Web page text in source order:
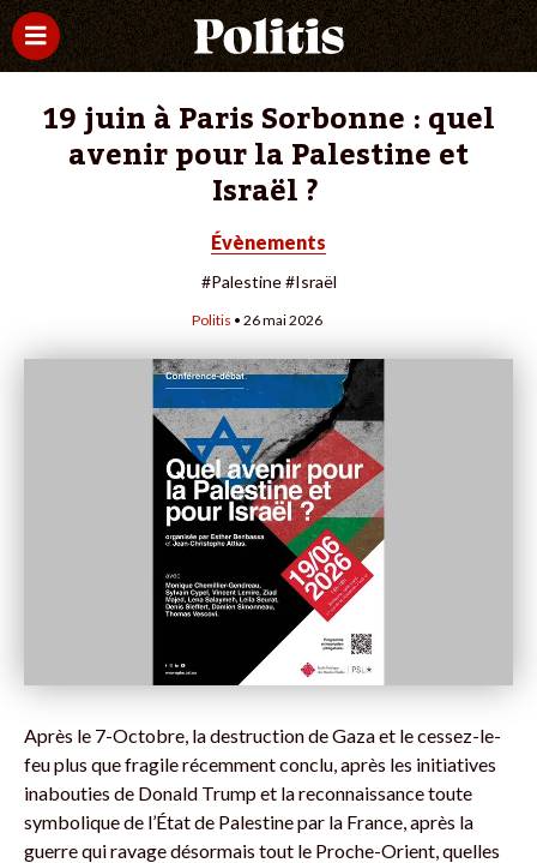
19 juin à Paris Sorbonne : quel
avenir pour la Palestine et
Israël ?
Évènements
#Palestine #Israël
Politis • 26 mai 2026
Après le 7-Octobre, la destruction de Gaza et le cessez-le-
feu plus que fragile récemment conclu, après les initiatives
inabouties de Donald Trump et la reconnaissance toute
symbolique de l’État de Palestine par la France, après la
guerre qui ravage désormais tout le Proche-Orient, quelles